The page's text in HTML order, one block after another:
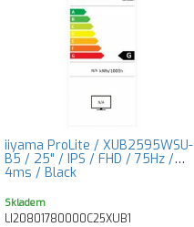
iiyama ProLite / XUB2595WSU-
B5 / 25" / IPS / FHD / 75Hz /
4ms / Black
Skladem
LI20801780000C25XUB1